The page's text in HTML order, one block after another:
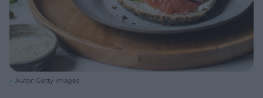
Autor: Getty Images